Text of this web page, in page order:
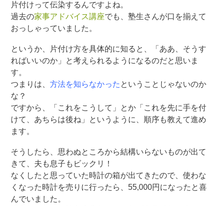
片付けって伝染するんですよね。
過去の家事アドバイス講座でも、塾生さんが口を揃えて
おっしゃっていました。
というか、片付け方を具体的に知ると、「ああ、そうす
ればいいのか」と考えられるようになるのだと思いま
す。
つまりは、方法を知らなかった ということじゃないのか
な？
ですから、「これをこうして」とか「これを先に手を付
けて、あちらは後ね」というように、順序も教えて進め
ます。
そうしたら、思わぬところから結構いらないものが出て
きて、夫も息子もビックリ！
なくしたと思っていた時計の箱が出てきたので、使わな
くなった時計を売りに行ったら、55,000円になったと喜
んでいました。